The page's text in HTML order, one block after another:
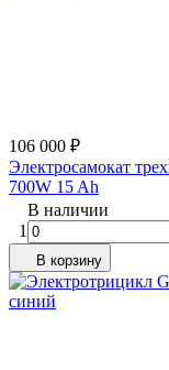
106 000 ₽
Электросамокат
700W 15 Ah
В наличии
1
В корзину